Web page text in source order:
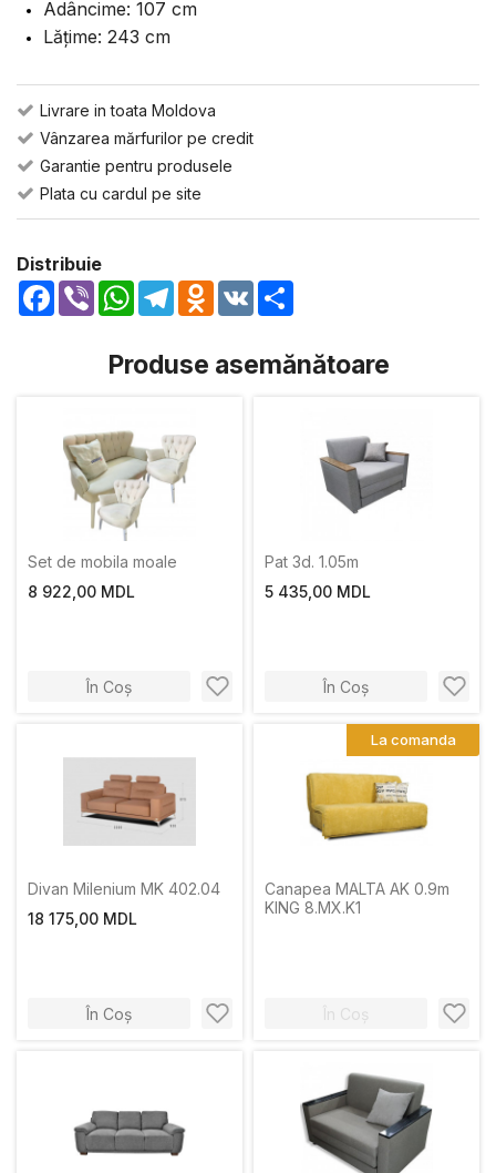
Adâncime: 107 cm
Lățime: 243 cm
Livrare in toata Moldova
Vânzarea mărfurilor pe credit
Garantie pentru produsele
Plata cu cardul pe site
Distribuie
Facebook
Viber WhatsApp
TelegramOdnoklassniki
VK
Produse asemănătoare
Set de mobila moale
8 922,00 MDL
În Coș
Рat 3d. 1.05m
5 435,00 MDL
În Coș
Divan Milenium MK 402.04
18 175,00 MDL
În Coș
Canapea MALTA AK 0.9m
KING 8.MX.K1
În Coș
La comanda